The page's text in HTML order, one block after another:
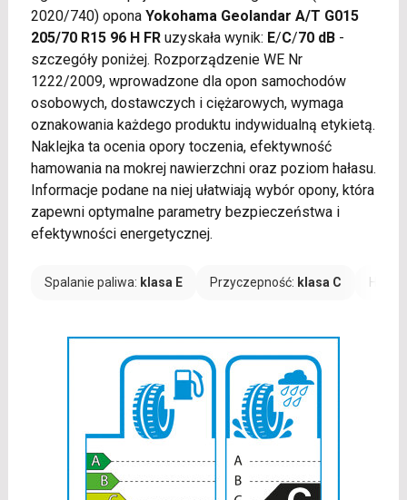
2020/740) opona Yokohama Geolandar A/T G015
205/70 R15 96 H FRuzyskała wynik: E/C/70 dB-
szczegóły poniżej. Rozporządzenie WE Nr
1222/2009, wprowadzone dla opon samochodów
osobowych, dostawczych i ciężarowych, wymaga
oznakowania każdego produktu indywidualną etykietą.
Naklejka ta ocenia opory toczenia, efektywność
hamowania na mokrej nawierzchni oraz poziom hałasu.
Informacje podane na niej ułatwiają wybór opony, która
zapewni optymalne parametry bezpieczeństwa i
efektywności energetycznej.
Spalanie paliwa: klasa E Przyczepność: klasa C Hałas: